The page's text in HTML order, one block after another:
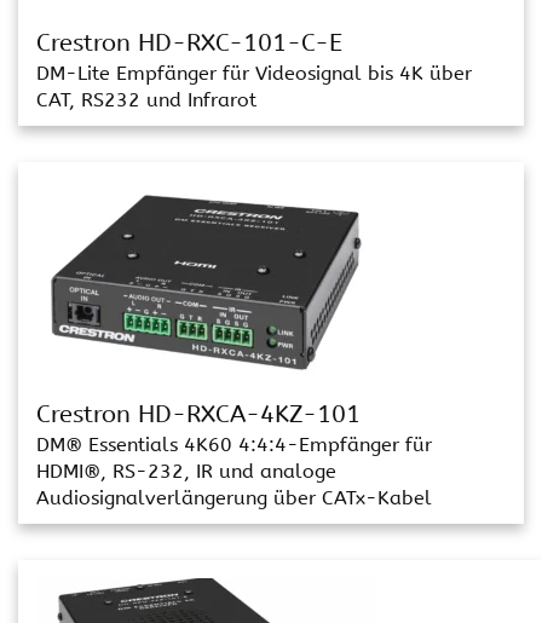
Crestron HD-RXC-101-C-E
DM-Lite Empfänger für Videosignal bis 4K über
CAT, RS232 und Infrarot
Crestron HD-RXCA-4KZ-101
DM® Essentials 4K60 4:4:4-Empfänger für
HDMI®, RS-232, IR und analoge
Audiosignalverlängerung über CATx-Kabel